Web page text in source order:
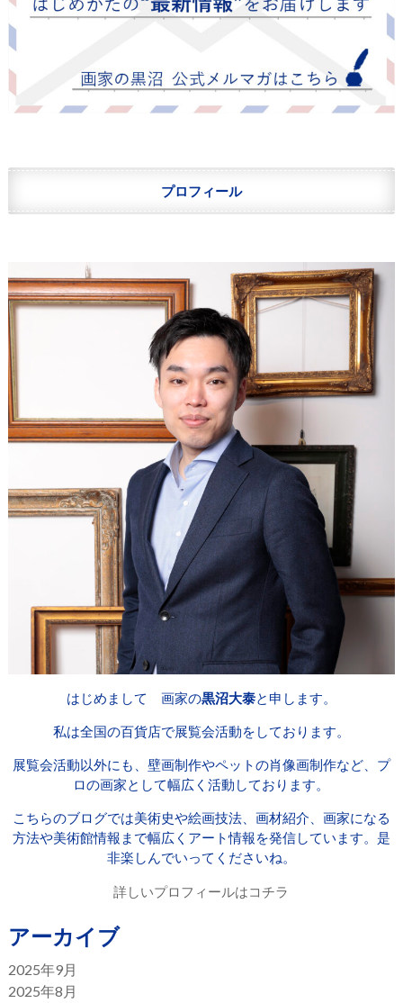
プロフィール
はじめまして 画家の黒沼大泰と申します。
私は全国の百貨店で展覧会活動をしております。
展覧会活動以外にも、壁画制作やペットの肖像画制作など、プ
ロの画家として幅広く活動しております。
こちらのブログでは美術史や絵画技法、画材紹介、画家になる
方法や美術館情報まで幅広くアート情報を発信しています。是
非楽しんでいってくださいね。
詳しいプロフィールはコチラ
アーカイブ
2025年9月
2025年8月